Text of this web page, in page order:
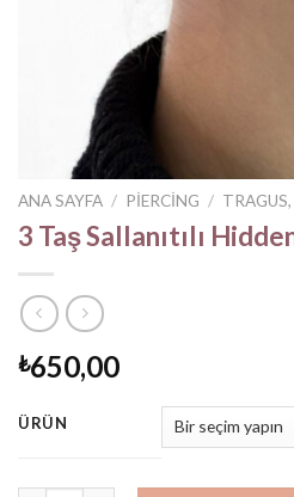
ANA SAYFA / PIERCING /
3 Taş Sallanıtılı
₺650,00
ÜRÜN